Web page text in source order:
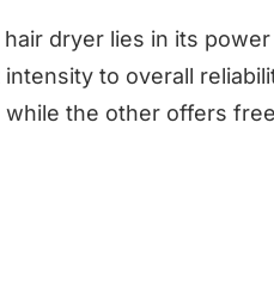
dryer lies in its
to overall
the other offers